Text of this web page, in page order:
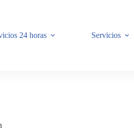
24 horas Servicios